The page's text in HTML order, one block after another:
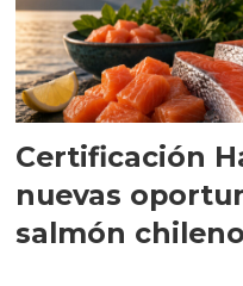
Certificación
nuevas
salmón chileno